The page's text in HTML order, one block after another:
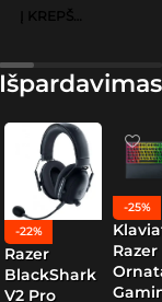
Į KREPŠELĮ
Išpardavimas
-22%
Razer
BlackShark
V2 Pro
-25%
Razer